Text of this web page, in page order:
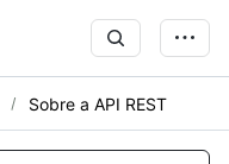
Sobre a API REST